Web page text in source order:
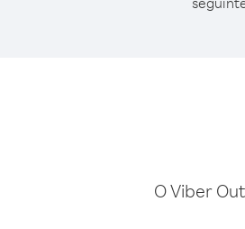
O Viber